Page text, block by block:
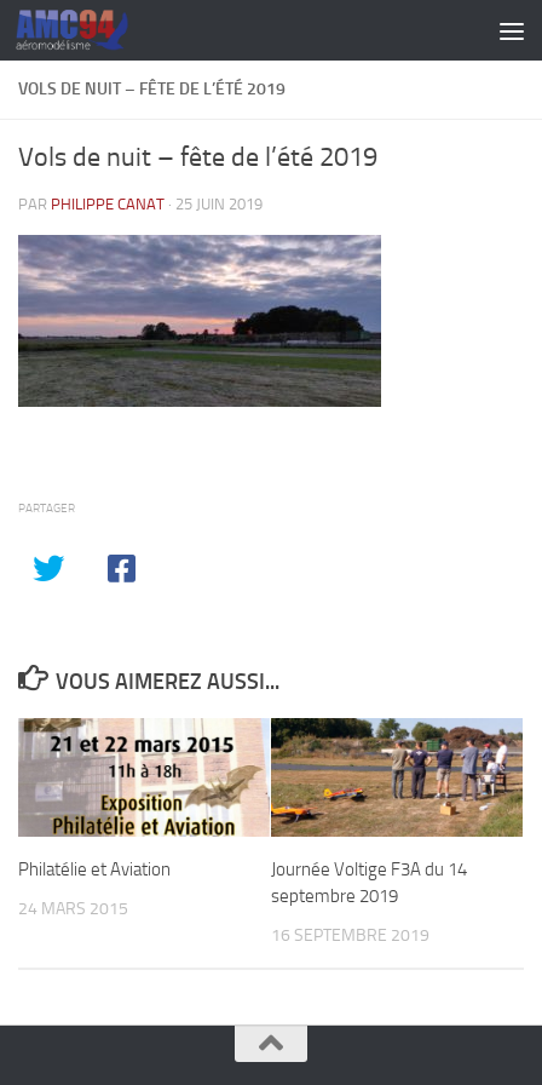
Skip to content
VOLS DE NUIT – FÊTE DE L’ÉTÉ 2019
Vols de nuit – fête de l’été 2019
PAR PHILIPPE CANAT · 25 JUIN 2019
PARTAGER
VOUS AIMEREZ AUSSI...
Philatélie et Aviation
24 MARS 2015
Journée Voltige F3A du 14
septembre 2019
16 SEPTEMBRE 2019